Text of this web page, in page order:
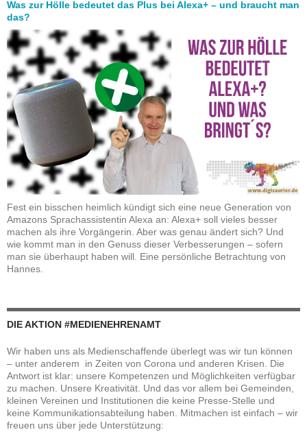
Was zur Hölle bedeutet das Plus bei Alexa+ – und braucht man
das?
Fest ein bisschen heimlich kündigt sich eine neue Generation von
Amazons Sprachassistentin Alexa an: Alexa+ soll vieles besser
machen als ihre Vorgängerin. Aber was genau ändert sich? Und
wie kommt man in den Genuss dieser Verbesserungen – sofern
man sie überhaupt haben will. Eine persönliche Betrachtung von
Hannes.
DIE AKTION #MEDIENEHRENAMT
Wir haben uns als Medienschaffende überlegt was wir tun können
– unter anderem in Zeiten von Corona und anderen Krisen. Die
Antwort ist klar: unsere Kompetenzen und Möglichkeiten verfügbar
zu machen. Unsere Kreativität. Und das vor allem bei Gemeinden,
kleinen Vereinen und Institutionen die keine Presse-Stelle und
keine Kommunikationsabteilung haben. Mitmachen ist einfach – wir
freuen uns über jede Unterstützung: